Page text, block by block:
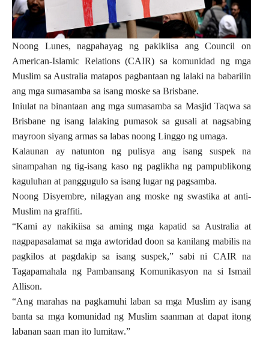
Noong Lunes, nagpahayag ng pakikiisa ang Council on
American-Islamic Relations (CAIR) sa komunidad ng mga
Muslim sa Australia matapos pagbantaan ng lalaki na babarilin
ang mga sumasamba sa isang moske sa Brisbane.
Iniulat na binantaan ang mga sumasamba sa Masjid Taqwa sa
Brisbane ng isang lalaking pumasok sa gusali at nagsabing
mayroon siyang armas sa labas noong Linggo ng umaga.
Kalaunan ay natunton ng pulisya ang isang suspek na
sinampahan ng tig-isang kaso ng paglikha ng pampublikong
kaguluhan at panggugulo sa isang lugar ng pagsamba.
Noong Disyembre, nilagyan ang moske ng swastika at anti-
Muslim na graffiti.
“Kami ay nakikiisa sa aming mga kapatid sa Australia at
nagpapasalamat sa mga awtoridad doon sa kanilang mabilis na
pagkilos at pagdakip sa isang suspek,” sabi ni CAIR na
Tagapamahala ng Pambansang Komunikasyon na si Ismail
Allison.
“Ang marahas na pagkamuhi laban sa mga Muslim ay isang
banta sa mga komunidad ng Muslim saanman at dapat itong
labanan saan man ito lumitaw.”